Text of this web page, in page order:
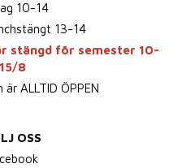
10-14
13-14
stängd för semester 10-
15/8
ALLTID ÖPPEN
OSS